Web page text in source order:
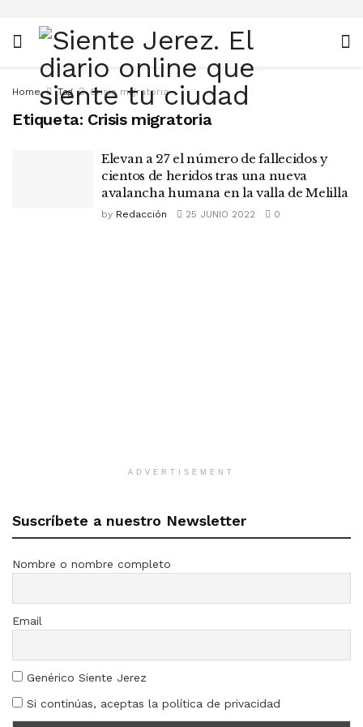
Home Tag Crisis migratoria
Etiqueta: Crisis migratoria
Elevan a 27 el número de fallecidos y
cientos de heridos tras una nueva
avalancha humana en la valla de Melilla
by Redacción 25 JUNIO 2022 0
ADVERTISEMENT
Suscríbete a nuestro Newsletter
Nombre o nombre completo
Email
Genérico Siente Jerez
Si continúas, aceptas la política de privacidad